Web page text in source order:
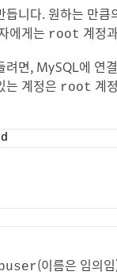
니다. 원하는 만
에게는 root 계정
면, MySQL에 연
는 계정은 root 계
(이름은 임의